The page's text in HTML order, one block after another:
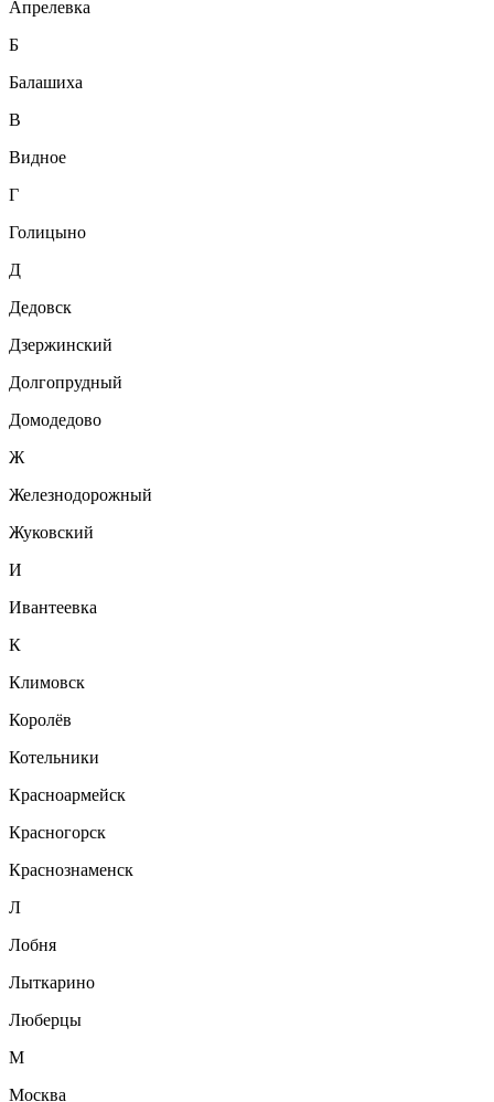
Апрелевка
Б
Балашиха
В
Видное
Г
Голицыно
Д
Дедовск
Дзержинский
Долгопрудный
Домодедово
Ж
Железнодорожный
Жуковский
И
Ивантеевка
К
Климовск
Королёв
Котельники
Красноармейск
Красногорск
Краснознаменск
Л
Лобня
Лыткарино
Люберцы
М
Москва